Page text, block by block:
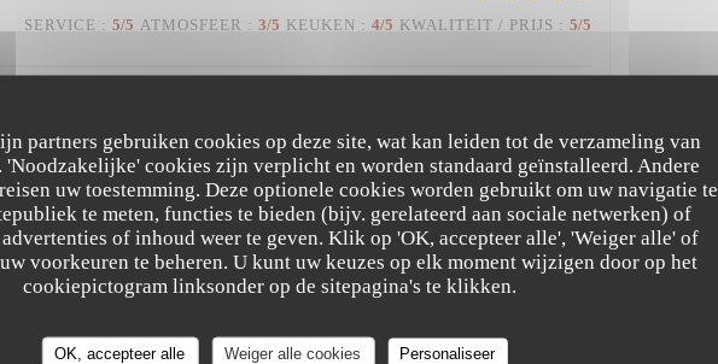
partners gebruiken cookies op deze site, wat kan leiden tot de verzameling van
'Noodzakelijke' cookies zijn verplicht en worden standaard geïnstalleerd. Andere
uw toestemming. Deze optionele cookies worden gebruikt om uw navigatie te
te meten, functies te bieden (bijv. gerelateerd aan sociale netwerken) of
of inhoud weer te geven. Klik op 'OK, accepteer alle', 'Weiger alle' of
voorkeuren te beheren. U kunt uw keuzes op elk moment wijzigen door op het
cookiepictogram linksonder op de sitepagina's te klikken.
OK, accepteer alle Weiger alle cookies Personaliseer
SERVICE : 5/5 ATMOSFEER : 3/5 KEUKEN : 4/5 KWALITEIT / PRIJS : 5/5
au homard Desserts excellents
SERVICE : 5/5 ATMOSFEER: 5/5 KEUKEN: 5/5 KWALITEIT / PRIJS: 5/5
SERVICE: 4/5 ATMOSFEER: 2/5 KEUKEN: 5 /5 KWALITEIT / PRIJS
Trattoria Quattro